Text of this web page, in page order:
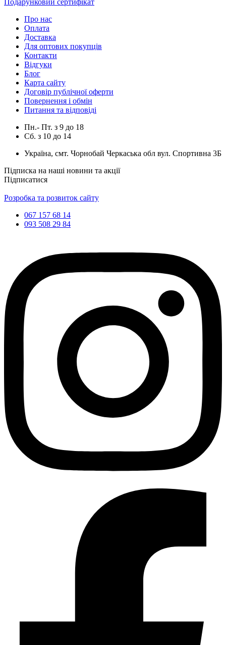
Подарунковий сертифікат
Про нас
Оплата
Доставка
Для оптових покупців
Контакти
Відгуки
Блог
Карта сайту
Договір публічної оферти
Повернення і обмін
Питання та відповіді
Пн.- Пт. з 9 до 18
Сб. з 10 до 14
Україна, смт. Чорнобай Черкаська обл вул. Спортивна 3Б
Підписка на наші новини та акції
Підписатися
Розробка та розвиток сайту
067 157 68 14
093 508 29 84